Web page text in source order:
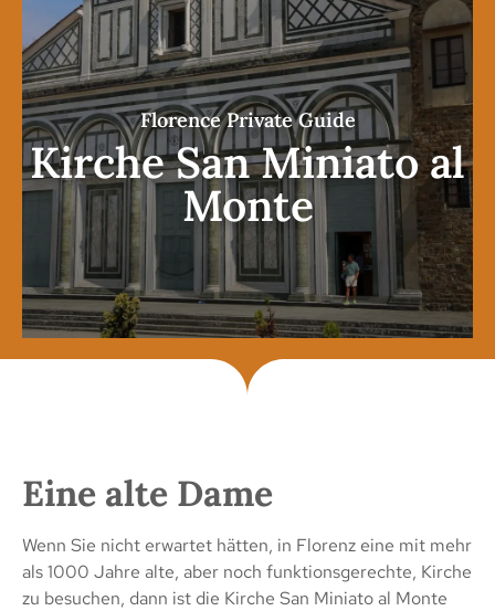
Florence Private Guide
Kirche San Miniato al
Monte
Eine alte Dame
Wenn Sie nicht erwartet hätten, in Florenz eine mit mehr
als 1000 Jahre alte, aber noch funktionsgerechte, Kirche
zu besuchen, dann ist die Kirche San Miniato al Monte